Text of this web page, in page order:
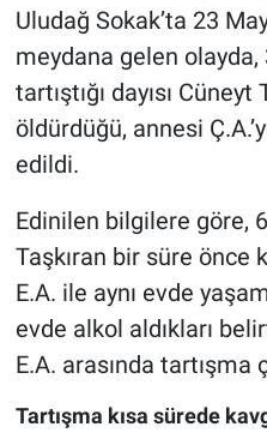
Uludağ Sokak’ta 23
meydana gelen olayda,
tartıştığı dayısı Cüneyt
öldürdüğü, annesi
edildi.
Edinilen bilgilere göre,
Taşkıran bir süre önce
E.A. ile aynı evde
evde alkol aldıkları
E.A. arasında tartışma
Tartışma kısa sürede